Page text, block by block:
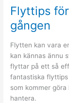
med
licens
på
Flyttips
gången
Flytten kan vara
kan kännas ännu
flyttar på ett så
fantastiska
som kommer
hantera.